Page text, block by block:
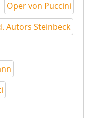
Oper von Puccini
Autors Steinbeck